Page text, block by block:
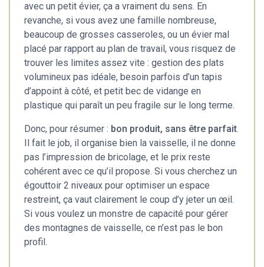
avec un petit évier, ça a vraiment du sens. En
revanche, si vous avez une famille nombreuse,
beaucoup de grosses casseroles, ou un évier mal
placé par rapport au plan de travail, vous risquez de
trouver les limites assez vite : gestion des plats
volumineux pas idéale, besoin parfois d’un tapis
d’appoint à côté, et petit bec de vidange en
plastique qui paraît un peu fragile sur le long terme.
Donc, pour résumer : bon produit, sans être parfait.
Il fait le job, il organise bien la vaisselle, il ne donne
pas l’impression de bricolage, et le prix reste
cohérent avec ce qu’il propose. Si vous cherchez un
égouttoir 2 niveaux pour optimiser un espace
restreint, ça vaut clairement le coup d’y jeter un œil.
Si vous voulez un monstre de capacité pour gérer
des montagnes de vaisselle, ce n’est pas le bon
profil.